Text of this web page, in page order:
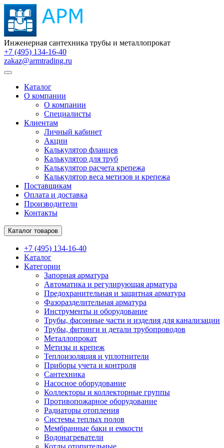
Инженерная сантехника трубы и металлопрокат
+7 (495) 134-16-40
zakaz@armtrading.ru
Каталог
О компании
О компании
Специалисты
Клиентам
Личный кабинет
Акции
Калькулятор фланцев
Калькулятор для труб
Калькулятор расчета крепежа
Калькулятор веса метизов и крепежа
Поставщикам
Оплата и доставка
Производители
Контакты
Каталог товаров
+7 (495) 134-16-40
Каталог
Категории
Запорная арматура
Автоматика и регулирующая арматура
Предохранительная и защитная арматура
Фазоразделительная арматура
Инструменты и оборудование
Трубы, фасонные части и изделия для канализации
Трубы, фитинги и детали трубопроводов
Металлопрокат
Метизы и крепеж
Теплоизоляция и уплотнители
Приборы учета и контроля
Сантехника
Насосное оборудование
Коллекторы и коллекторные группы
Противопожарное оборудование
Радиаторы отопления
Системы теплых полов
Мембранные баки и емкости
Водонагреватели
Котлы отопительные